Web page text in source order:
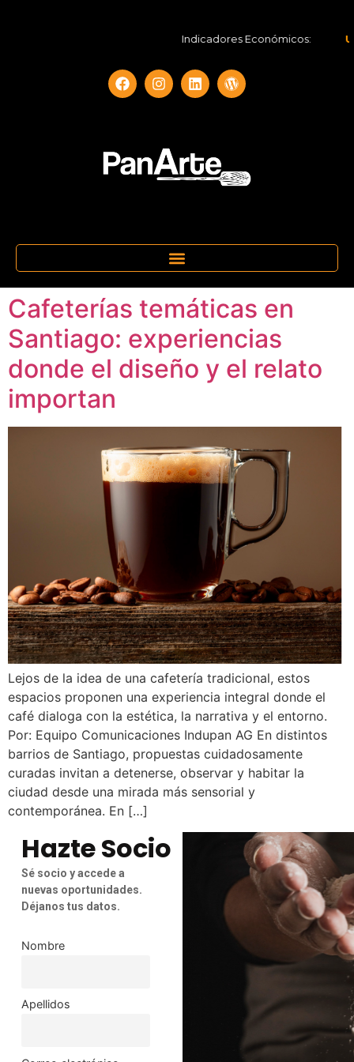
Indicadores Económicos: UF:
Cafeterías temáticas en
Santiago: experiencias
donde el diseño y el relato
importan
Lejos de la idea de una cafetería tradicional, estos
espacios proponen una experiencia integral donde el
café dialoga con la estética, la narrativa y el entorno.
Por: Equipo Comunicaciones Indupan AG En distintos
barrios de Santiago, propuestas cuidadosamente
curadas invitan a detenerse, observar y habitar la
ciudad desde una mirada más sensorial y
contemporánea. En […]
Hazte Socio
Sé socio y accede a
nuevas oportunidades.
Déjanos tus datos.
Nombre
Apellidos